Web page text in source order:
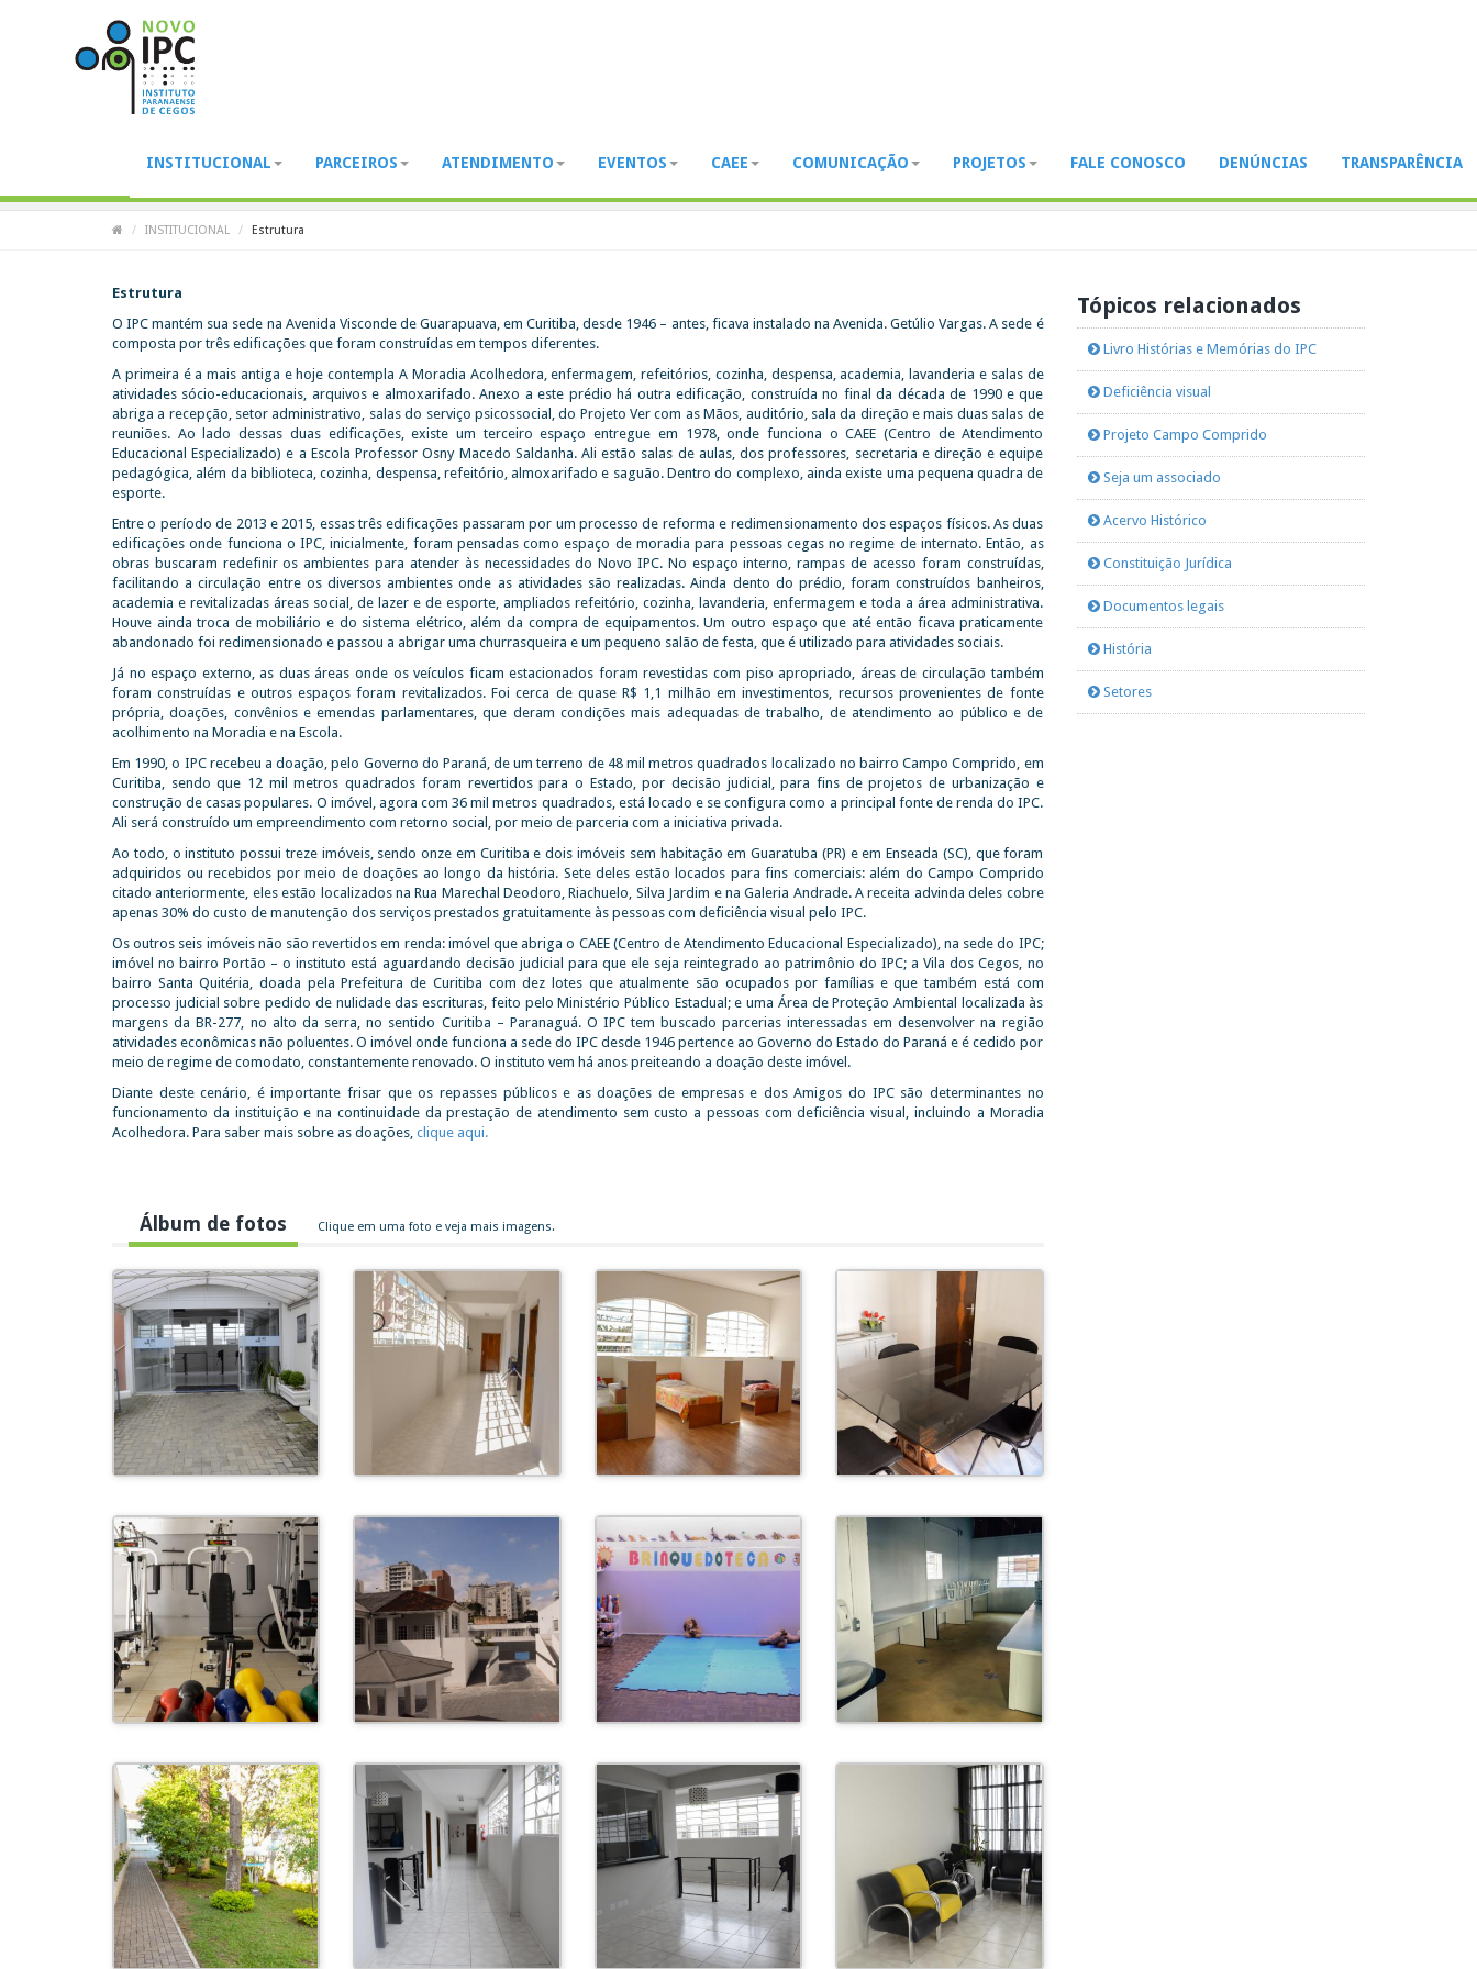
INSTITUCIONAL PARCEIROS ATENDIMENTO EVENTOS CAEE COMUNICAÇÃO PROJETOS FALE CONOSCO DENÚNCIAS TRANSPARÊNCIA
Estrutura
INSTITUCIONAL Estrutura
Estrutura
O IPC mantém sua sede na Avenida Visconde de Guarapuava, em Curitiba, desde 1946 – antes, ficava instalado na Avenida. Getúlio Vargas. A sede é
composta por três edificações que foram construídas em tempos diferentes.
A primeira é a mais antiga e hoje contempla A Moradia Acolhedora, enfermagem, refeitórios, cozinha, despensa, academia, lavanderia e salas de
atividades sócio-educacionais, arquivos e almoxarifado. Anexo a este prédio há outra edificação, construída no final da década de 1990 e que
abriga a recepção, setor administrativo, salas do serviço psicossocial, do Projeto Ver com as Mãos, auditório, sala da direção e mais duas salas de
reuniões. Ao lado dessas duas edificações, existe um terceiro espaço entregue em 1978, onde funciona o CAEE (Centro de Atendimento
Educacional Especializado) e a Escola Professor Osny Macedo Saldanha. Ali estão salas de aulas, dos professores, secretaria e direção e equipe
pedagógica, além da biblioteca, cozinha, despensa, refeitório, almoxarifado e saguão. Dentro do complexo, ainda existe uma pequena quadra de
esporte.
Entre o período de 2013 e 2015, essas três edificações passaram por um processo de reforma e redimensionamento dos espaços físicos. As duas
edificações onde funciona o IPC, inicialmente, foram pensadas como espaço de moradia para pessoas cegas no regime de internato. Então, as
obras buscaram redefinir os ambientes para atender às necessidades do Novo IPC. No espaço interno, rampas de acesso foram construídas,
facilitando a circulação entre os diversos ambientes onde as atividades são realizadas. Ainda dento do prédio, foram construídos banheiros,
academia e revitalizadas áreas social, de lazer e de esporte, ampliados refeitório, cozinha, lavanderia, enfermagem e toda a área administrativa.
Houve ainda troca de mobiliário e do sistema elétrico, além da compra de equipamentos. Um outro espaço que até então ficava praticamente
abandonado foi redimensionado e passou a abrigar uma churrasqueira e um pequeno salão de festa, que é utilizado para atividades sociais.
Já no espaço externo, as duas áreas onde os veículos ficam estacionados foram revestidas com piso apropriado, áreas de circulação também
foram construídas e outros espaços foram revitalizados. Foi cerca de quase R$ 1,1 milhão em investimentos, recursos provenientes de fonte
própria, doações, convênios e emendas parlamentares, que deram condições mais adequadas de trabalho, de atendimento ao público e de
acolhimento na Moradia e na Escola.
Em 1990, o IPC recebeu a doação, pelo Governo do Paraná, de um terreno de 48 mil metros quadrados localizado no bairro Campo Comprido, em
Curitiba, sendo que 12 mil metros quadrados foram revertidos para o Estado, por decisão judicial, para fins de projetos de urbanização e
construção de casas populares. O imóvel, agora com 36 mil metros quadrados, está locado e se configura como a principal fonte de renda do IPC.
Ali será construído um empreendimento com retorno social, por meio de parceria com a iniciativa privada.
Ao todo, o instituto possui treze imóveis, sendo onze em Curitiba e dois imóveis sem habitação em Guaratuba (PR) e em Enseada (SC), que foram
adquiridos ou recebidos por meio de doações ao longo da história. Sete deles estão locados para fins comerciais: além do Campo Comprido
citado anteriormente, eles estão localizados na Rua Marechal Deodoro, Riachuelo, Silva Jardim e na Galeria Andrade. A receita advinda deles cobre
apenas 30% do custo de manutenção dos serviços prestados gratuitamente às pessoas com deficiência visual pelo IPC.
Os outros seis imóveis não são revertidos em renda: imóvel que abriga o CAEE (Centro de Atendimento Educacional Especializado), na sede do IPC;
imóvel no bairro Portão – o instituto está aguardando decisão judicial para que ele seja reintegrado ao patrimônio do IPC; a Vila dos Cegos, no
bairro Santa Quitéria, doada pela Prefeitura de Curitiba com dez lotes que atualmente são ocupados por famílias e que também está com
processo judicial sobre pedido de nulidade das escrituras, feito pelo Ministério Público Estadual; e uma Área de Proteção Ambiental localizada às
margens da BR-277, no alto da serra, no sentido Curitiba – Paranaguá. O IPC tem buscado parcerias interessadas em desenvolver na região
atividades econômicas não poluentes. O imóvel onde funciona a sede do IPC desde 1946 pertence ao Governo do Estado do Paraná e é cedido por
meio de regime de comodato, constantemente renovado. O instituto vem há anos preiteando a doação deste imóvel.
Diante deste cenário, é importante frisar que os repasses públicos e as doações de empresas e dos Amigos do IPC são determinantes no
funcionamento da instituição e na continuidade da prestação de atendimento sem custo a pessoas com deficiência visual, incluindo a Moradia
Acolhedora. Para saber mais sobre as doações, clique aqui.
Álbum de fotos Clique em uma foto e veja mais imagens.
Tópicos relacionados
Livro Histórias e Memórias do IPC
Deficiência visual
Projeto Campo Comprido
Seja um associado
Acervo Histórico
Constituição Jurídica
Documentos legais
História
Setores